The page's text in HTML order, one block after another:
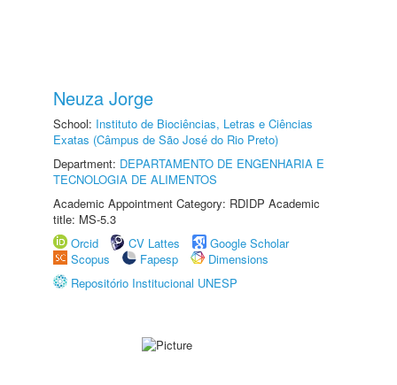
Neuza Jorge
School: Instituto de Biociências, Letras e Ciências
Exatas (Câmpus de São José do Rio Preto)
Department: DEPARTAMENTO DE ENGENHARIA E
TECNOLOGIA DE ALIMENTOS
Academic Appointment Category: RDIDP Academic
title: MS-5.3
Orcid
CV Lattes
Google Scholar
Scopus
Fapesp
Dimensions
Repositório Institucional UNESP